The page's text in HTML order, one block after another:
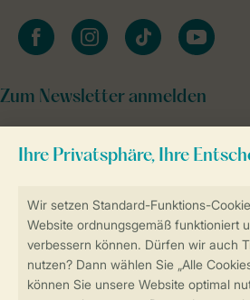
Sicher und schnell zur
Sichere Datenübertragung
facebookinstagramtiktok youtube
Zum Newsletter anmelden